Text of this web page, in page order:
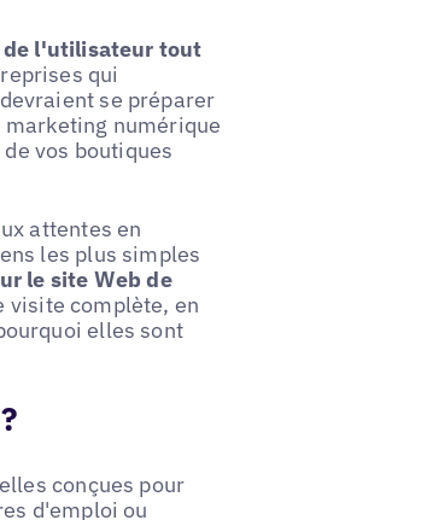
l'utilisateur tout
qui
se préparer
marketing numérique
vos boutiques
attentes en
les plus simples
le site Web de
visite complète, en
elles sont
conçues pour
d'emploi ou